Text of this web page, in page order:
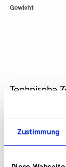
Zustimmung
Gewicht
Technische